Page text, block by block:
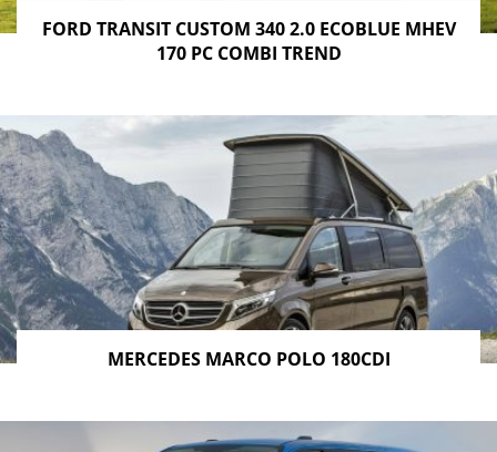
FORD TRANSIT CUSTOM 340 2.0 ECOBLUE MHEV
170 PC COMBI TREND
MERCEDES MARCO POLO 180CDI